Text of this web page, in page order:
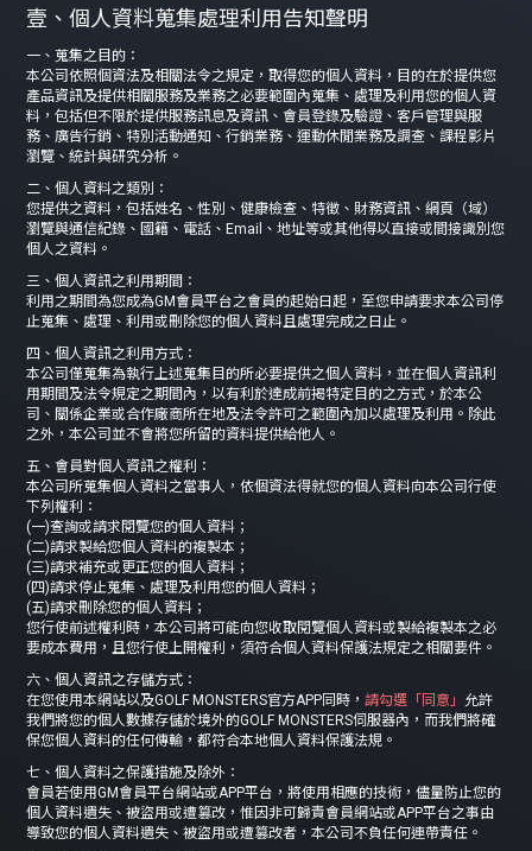
壹、個人資料蒐集處理利用告知聲明
一、蒐集之目的：
本公司依照個資法及相關法令之規定，取得您的個人資料，目的在於提供您
產品資訊及提供相關服務及業務之必要範圍內蒐集、處理及利用您的個人資
料，包括但不限於提供服務訊息及資訊、會員登錄及驗證、客戶管理與服
務、廣告行銷、特別活動通知、行銷業務、運動休閒業務及調查、課程影片
瀏覽、統計與研究分析。
二、個人資料之類別：
您提供之資料，包括姓名、性別、健康檢查、特徵、財務資訊、網頁（域）
瀏覽與通信紀錄、國籍、電話、Email、地址等或其他得以直接或間接識別您
個人之資料。
三、個人資訊之利用期間：
利用之期間為您成為GM會員平台之會員的起始日起，至您申請要求本公司停
止蒐集、處理、利用或刪除您的個人資料且處理完成之日止。
四、個人資訊之利用方式：
本公司僅蒐集為執行上述蒐集目的所必要提供之個人資料，並在個人資訊利
用期間及法令規定之期間內，以有利於達成前揭特定目的之方式，於本公
司、關係企業或合作廠商所在地及法令許可之範圍內加以處理及利用。除此
之外，本公司並不會將您所留的資料提供給他人。
五、會員對個人資訊之權利：
本公司所蒐集個人資料之當事人，依個資法得就您的個人資料向本公司行使
下列權利：
(一)查詢或請求閱覽您的個人資料；
(二)請求製給您個人資料的複製本；
(三)請求補充或更正您的個人資料；
(四)請求停止蒐集、處理及利用您的個人資料；
(五)請求刪除您的個人資料；
您行使前述權利時，本公司將可能向您收取閱覽個人資料或製給複製本之必
要成本費用，且您行使上開權利，須符合個人資料保護法規定之相關要件。
六、個人資訊之存儲方式：
在您使用本網站以及GOLF MONSTERS官方APP同時，請勾選「同意」 允許
我們將您的個人數據存儲於境外的GOLF MONSTERS伺服器內，而我們將確
保您個人資料的任何傳輸，都符合本地個人資料保護法規。
七、個人資料之保護措施及除外：
會員若使用GM會員平台網站或APP平台，將使用相應的技術，儘量防止您的
個人資料遺失、被盜用或遭篡改，惟因非可歸責會員網站或APP平台之事由
導致您的個人資料遺失、被盜用或遭篡改者，本公司不負任何連帶責任。